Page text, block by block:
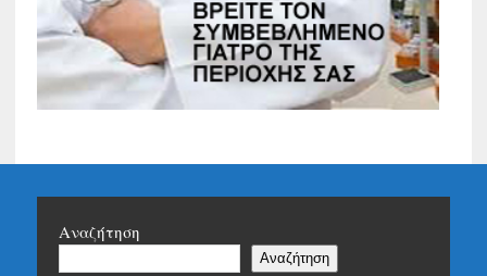
Αναζήτηση
Αναζήτηση